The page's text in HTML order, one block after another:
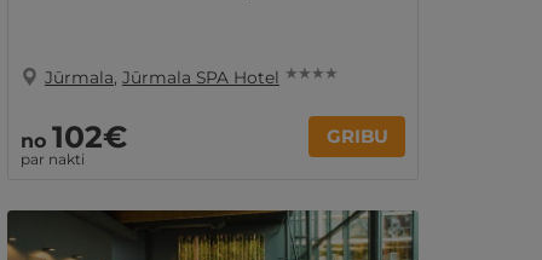
Jūrmala, Jūrmala SPA Hotel ★ ★ ★ ★
no 102€
par nakti
GRIBU